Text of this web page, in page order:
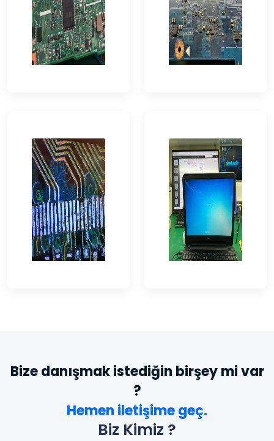
Bize danışmak istediğin birşey mi var
?
Hemen iletişime geç.
Biz Kimiz ?